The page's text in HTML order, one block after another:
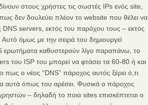
στους χρήστες τις σωστές IPs ενός site,
δεν δουλεύει πλέον το website που θέλει να
DNS servers, εκτός του παρόχου τους – εκτός
όμως με την σειρά του δημιουργεί
ερωτήματα καθυστερούν λίγο παραπάνω, το
του ISP του μπορεί να φτάσει τα 60-80 ή και
ο νέος “DNS” πάροχος αυτός ξέρει ό,τι
αυτά όπως του αρέσει. Φυσικά o πάροχος
– δηλαδή το ποια sites επισκέπτεται ο